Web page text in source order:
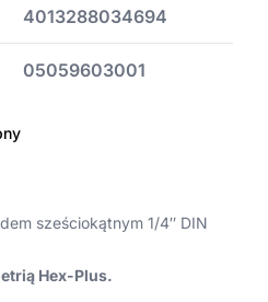
4013288034694
05059603001
sześciokątnym 1/4″ DIN
Hex-Plus.